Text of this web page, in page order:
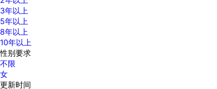
3年以上
5年以上
8年以上
10年以上
性别要求
不限
女
更新时间